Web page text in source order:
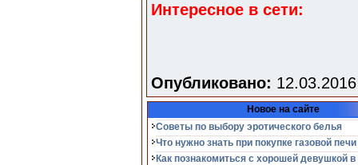
Интересное в сети:
Опубликовано:
Новое на сайте
Советы по выбору эротического белья
Что нужно знать при покупке газовой печи
Как познакомиться с хорошей девушкой в